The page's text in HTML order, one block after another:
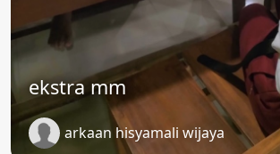
ekstra mm
arkaan hisyamali wijaya